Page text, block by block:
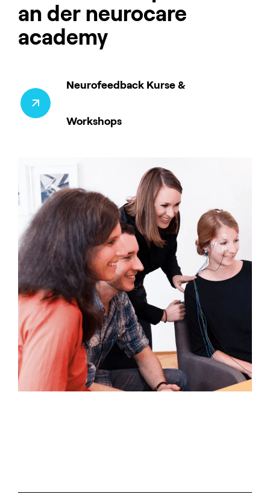
an der neurocare
academy
Neurofeedback Kurse &
Workshops